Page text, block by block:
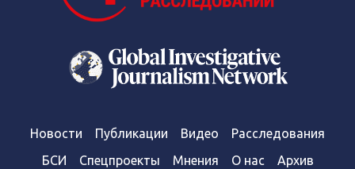
Новости Публикации Видео
Расследования
БСИ
Спецпроекты Мнения О нас Архив